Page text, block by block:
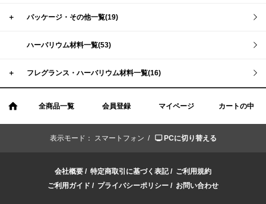
＋ パッケージ・その他一覧(19)
ハーバリウム材料一覧(53)
＋ フレグランス・ハーバリウム材料一覧(16)
全商品一覧 会員登録 マイページ カートの中
表示モード： スマートフォン / PCに切り替える
会社概要 / 特定商取引に基づく表記/ ご利用規約
ご利用ガイド / プライバシーポリシー / お問い合わせ